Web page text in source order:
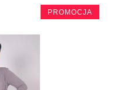
PROMOCJA